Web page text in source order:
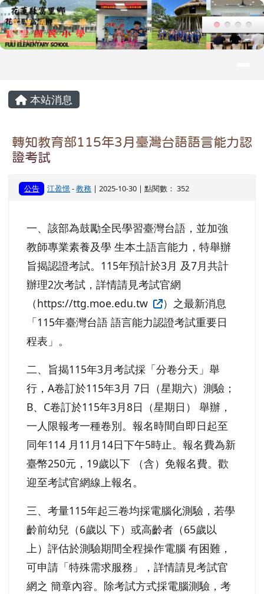
跳至主內容區
花蓮縣富里鄉富里國民小學
主內容區域
本站消息
轉知教育部115年3月臺灣台語語言能力認
證考試
公告 江盈憬-教務 | 2025-10-30 | 點閱數： 352
一、該部為鼓勵全民學習臺灣台語，並加強
教師專業素養及學 生本土語言能力，特舉辦
旨揭認證考試。115年預計於3月 及7月共計
辦理2次考試，詳情請見考試官網
（https://ttg.moe.edu.tw
）之最新消息
「115年臺灣台語 語言能力認證考試重要日
程表」。
二、旨揭115年3月考試採「分卷分天」舉
行，A卷訂於115年3月 7日（星期六）測驗；
B、C卷訂於115年3月8日（星期日） 舉辦，
一人限報考一種卷別。報名時間自即日起至
同年114 月11月14日下午5時止。報名費為新
臺幣250元，19歲以下 （含）免報名費。歡
迎至考試官網線上報名。
三、考量115年起三卷均採電腦化測驗，若學
齡前幼兒（6歲以 下）或高齡者（65歲以
上）評估於測驗期間全程操作電腦 有困難，
可申請「特殊需求服務」，詳情請見考試官
網之 簡章內容。除考試方式採電腦測驗，考
頁尾區域